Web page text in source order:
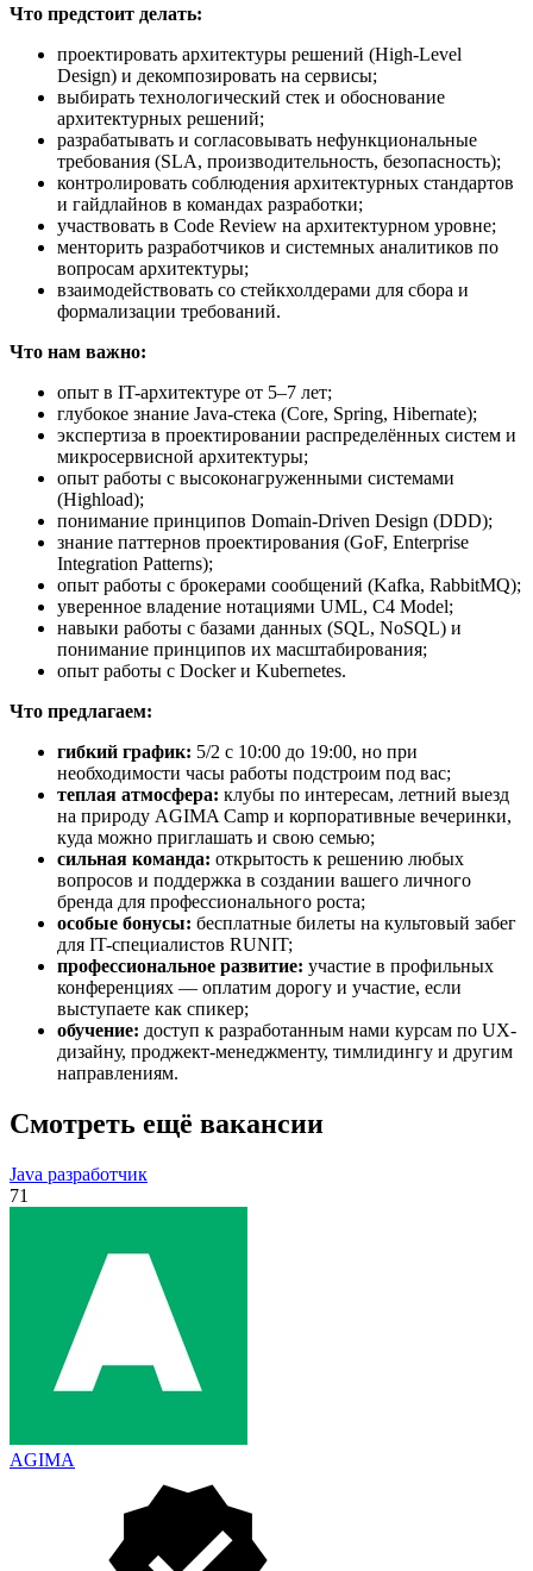
Что предстоит делать:
проектировать архитектуры решений (High-Level
Design) и декомпозировать на сервисы;
выбирать технологический стек и обоснование
архитектурных решений;
разрабатывать и согласовывать нефункциональные
требования (SLA, производительность, безопасность);
контролировать соблюдения архитектурных стандартов
и гайдлайнов в командах разработки;
участвовать в Code Review на архитектурном уровне;
менторить разработчиков и системных аналитиков по
вопросам архитектуры;
взаимодействовать со стейкхолдерами для сбора и
формализации требований.
Что нам важно:
опыт в IT-архитектуре от 5–7 лет;
глубокое знание Java-стека (Core, Spring, Hibernate);
экспертиза в проектировании распределённых систем и
микросервисной архитектуры;
опыт работы с высоконагруженными системами
(Highload);
понимание принципов Domain-Driven Design (DDD);
знание паттернов проектирования (GoF, Enterprise
Integration Patterns);
опыт работы с брокерами сообщений (Kafka, RabbitMQ);
уверенное владение нотациями UML, C4 Model;
навыки работы с базами данных (SQL, NoSQL) и
понимание принципов их масштабирования;
опыт работы с Docker и Kubernetes.
Что предлагаем:
гибкий график: 5/2 с 10:00 до 19:00, но при
необходимости часы работы подстроим под вас;
теплая атмосфера: клубы по интересам, летний выезд
на природу AGIMA Camp и корпоративные вечеринки,
куда можно приглашать и свою семью;
сильная команда: открытость к решению любых
вопросов и поддержка в создании вашего личного
бренда для профессионального роста;
особые бонусы: бесплатные билеты на культовый забег
для IT-специалистов RUNIT;
профессиональное развитие: участие в профильных
конференциях — оплатим дорогу и участие, если
выступаете как спикер;
обучение: доступ к разработанным нами курсам по UX-
дизайну, проджект-менеджменту, тимлидингу и другим
направлениям.
Смотреть ещё вакансии
Java разработчик
71
AGIMA